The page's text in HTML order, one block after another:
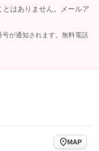
はありません。メールア
が通知されます。無料電話
MAP